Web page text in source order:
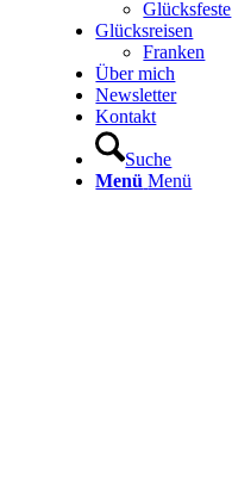
Glücksfeste
Glücksreisen
Franken
Über mich
Newsletter
Kontakt
Suche
Menü Menü